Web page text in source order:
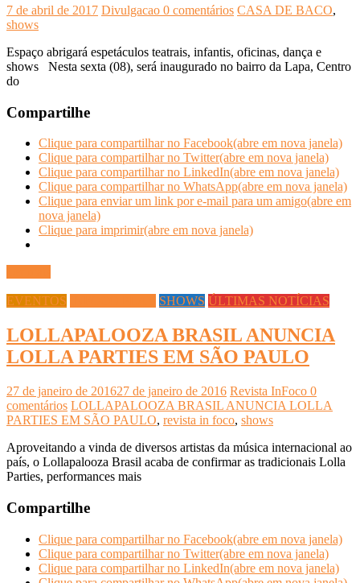
7 de abril de 2017 Divulgacao 0 comentários CASA DE BACO,
shows
Espaço abrigará espetáculos teatrais, infantis, oficinas, dança e
shows Nesta sexta (08), será inaugurado no bairro da Lapa, Centro
do
Compartilhe
Clique para compartilhar no Facebook(abre em nova janela)
Clique para compartilhar no Twitter(abre em nova janela)
Clique para compartilhar no LinkedIn(abre em nova janela)
Clique para compartilhar no WhatsApp(abre em nova janela)
Clique para enviar um link por e-mail para um amigo(abre em
nova janela)
Clique para imprimir(abre em nova janela)
EVENTOS SHOWS ÚLTIMAS NOTÍCIAS
LOLLAPALOOZA BRASIL ANUNCIA
LOLLA PARTIES EM SÃO PAULO
27 de janeiro de 201627 de janeiro de 2016 Revista InFoco 0
comentários LOLLAPALOOZA BRASIL ANUNCIA LOLLA
PARTIES EM SÃO PAULO, revista in foco, shows
Aproveitando a vinda de diversos artistas da música internacional ao
país, o Lollapalooza Brasil acaba de confirmar as tradicionais Lolla
Parties, performances mais
Compartilhe
Clique para compartilhar no Facebook(abre em nova janela)
Clique para compartilhar no Twitter(abre em nova janela)
Clique para compartilhar no LinkedIn(abre em nova janela)